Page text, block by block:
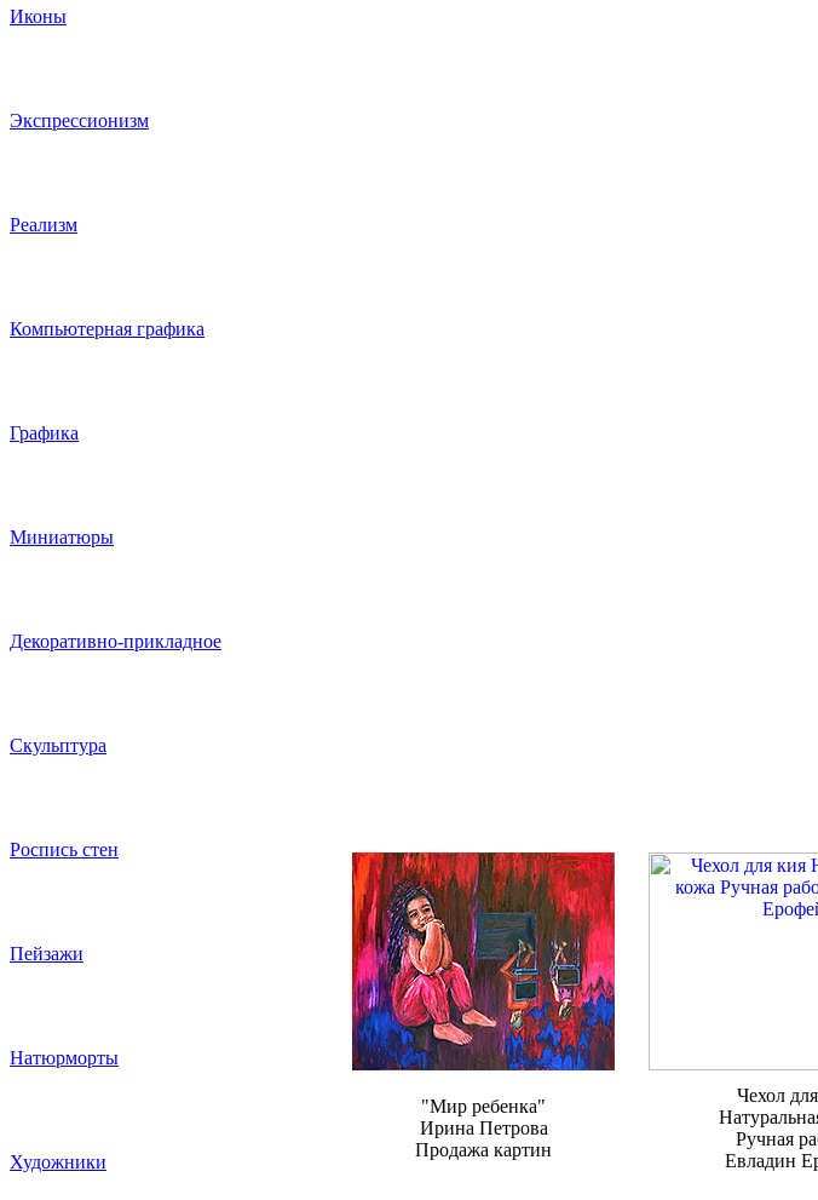
Иконы
Экспрессионизм
Реализм
Компьютерная графика
Графика
Миниатюры
Декоративно-прикладное
Скульптура
Роспись стен
Пейзажи
Натюрморты
Художники
"Мир ребенка"
Ирина Петрова
Продажа картин
Чехол
Ручная
Евладин